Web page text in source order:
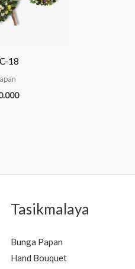
18
Tasikmalaya
Bunga Papan
Hand Bouquet